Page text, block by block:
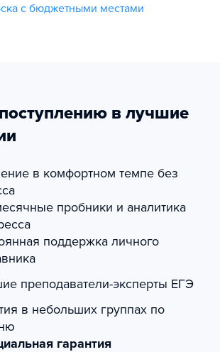
с бюджетными местами
в лучшие
в комфортном темпе без
пробники и аналитика
поддержка личного
преподаватели-эксперты ЕГЭ
в небольших группах по
гарантия